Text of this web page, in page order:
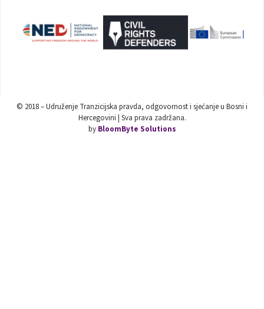
© 2018 – Udruženje Tranzicijska pravda, odgovornost i sjećanje u Bosni i
Hercegovini | Sva prava zadržana.
by BloomByte Solutions